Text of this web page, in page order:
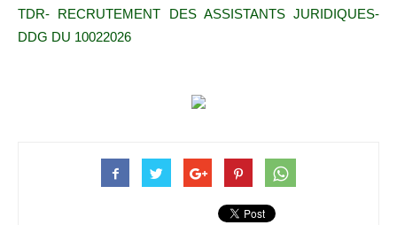
TDR- RECRUTEMENT DES ASSISTANTS JURIDIQUES-
DDG DU 10022026